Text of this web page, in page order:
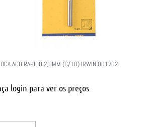
ACO RAPIDO 2,0MM (C/10) IRWIN 001202
login para ver os preços